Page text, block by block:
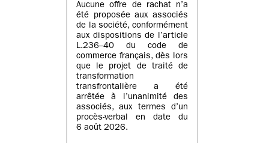
Aucune offre de rachat n’a
été proposée aux associés
de la société, conformément
aux dispositions de l’article
L.236–40 du code de
commerce français, dès lors
que le projet de traité de
transformation
transfrontalière a été
arrêtée à l’unanimité des
associés, aux termes d’un
procès-verbal en date du
6 août 2026.